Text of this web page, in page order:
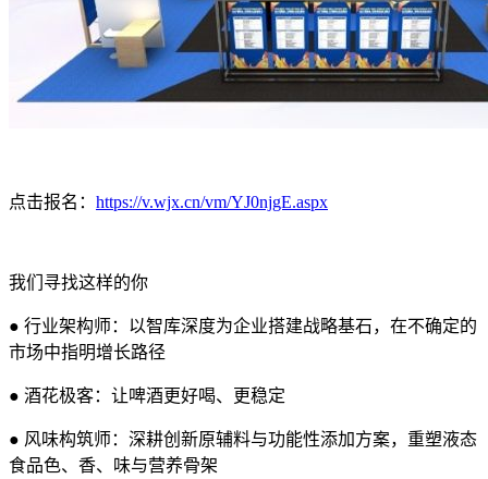
点击报名： https://v.wjx.cn/vm/YJ0njgE.aspx
我们寻找这样的你
● 行业架构师：以智库深度为企业搭建战略基石，在不确定的
市场中指明增长路径
● 酒花极客：让啤酒更好喝、更稳定
● 风味构筑师：深耕创新原辅料与功能性添加方案，重塑液态
食品色、香、味与营养骨架